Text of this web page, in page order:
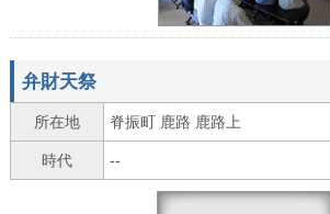
弁財天祭
所在地 脊振町 鹿路 鹿路上
時代 --